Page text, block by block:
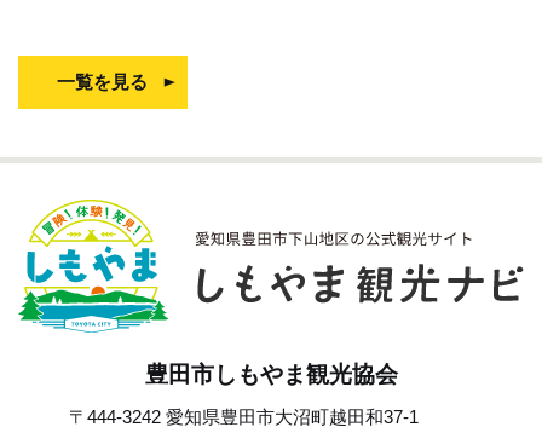
一覧を見る
豊田市しもやま観光協会
〒444-3242 愛知県豊田市大沼町越田和37-1